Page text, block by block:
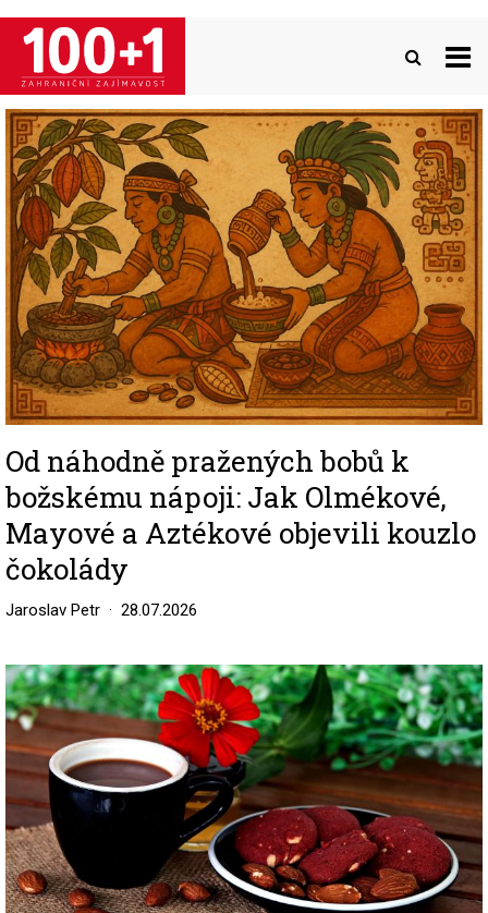
Přejít
hlavnímu
obsahu
Image
Od náhodně pražených bobů k
božskému nápoji: Jak Olmékové,
Mayové a Aztékové objevili kouzlo
čokolády
Jaroslav Petr 28.07.2026
Image